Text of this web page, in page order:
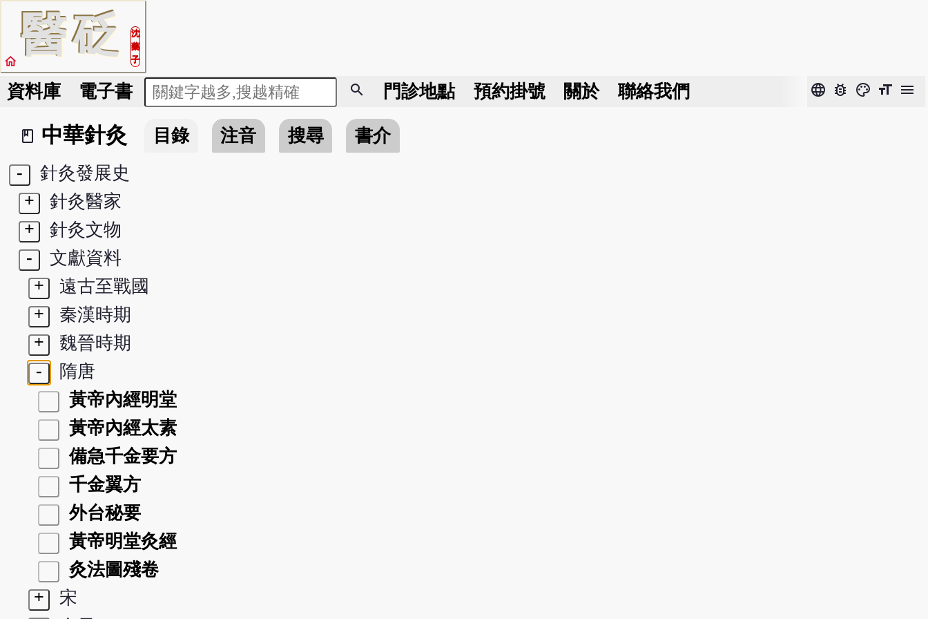
醫砭
沈
藥
子
home
資料庫 電子書 search 門診地點 預約掛號 關於 聯絡我們 language bug_report color_lens format_size menu
book_2
中華針灸 目錄 注音 搜尋
書介
-
針灸發展史
+
針灸醫家
+
針灸文物
-
文獻資料
+
遠古至戰國
+
秦漢時期
+
魏晉時期
-
隋唐
黃帝內經明堂
黃帝內經太素
備急千金要方
千金翼方
外台秘要
黃帝明堂灸經
灸法圖殘卷
+
宋